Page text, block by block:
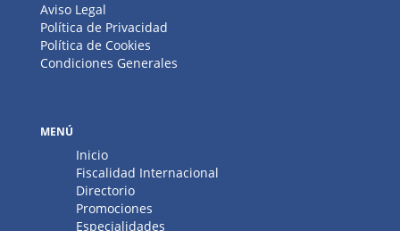
Aviso Legal
Política de Privacidad
Política de Cookies
Condiciones Generales
MENÚ
Inicio
Fiscalidad Internacional
Directorio
Promociones
Especialidades